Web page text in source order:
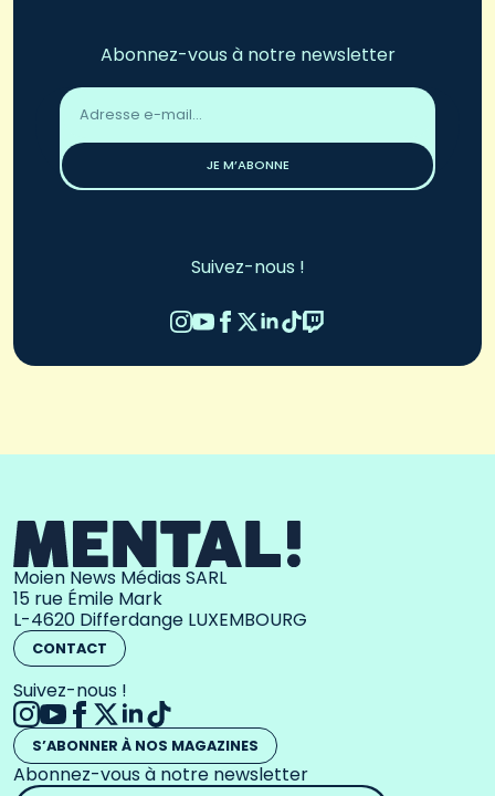
Abonnez-vous à notre newsletter
Adresse
email
JE M’ABONNE
Suivez-nous !
Moien News Médias SARL
15 rue Émile Mark
L-4620 Differdange LUXEMBOURG
CONTACT
Suivez-nous !
S’ABONNER À NOS MAGAZINES
Abonnez-vous à notre newsletter